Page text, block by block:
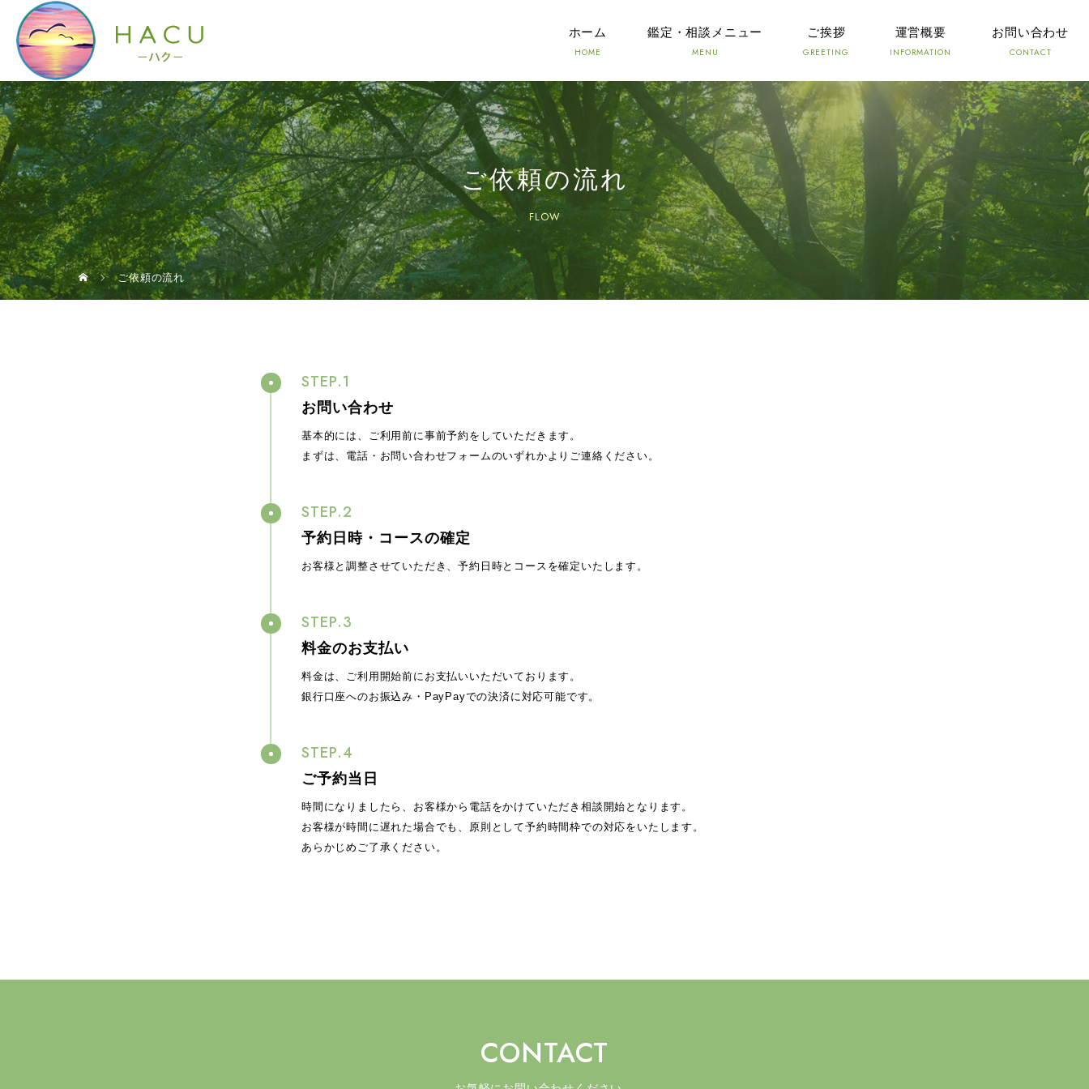
ホーム 鑑定・相談メニュー ご挨拶 運営概要 お問い合わせ
ご依頼の流れ
FLOW
ご依頼の流れ
お問い合わせ
基本的には、ご利用前に事前予約をしていただきます。
まずは、電話・お問い合わせフォームのいずれかよりご連絡ください。
予約日時・コースの確定
お客様と調整させていただき、予約日時とコースを確定いたします。
料金のお支払い
料金は、ご利用開始前にお支払いいただいております。
銀行口座へのお振込み・PayPayでの決済に対応可能です。
ご予約当日
時間になりましたら、お客様から電話をかけていただき相談開始となります。
お客様が時間に遅れた場合でも、原則として予約時間枠での対応をいたします。
あらかじめご了承ください。
CONTACT